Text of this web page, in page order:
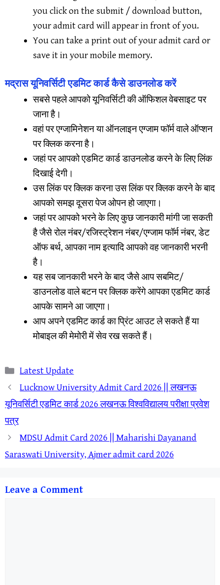
you click on the submit / download button,
your admit card will appear in front of you.
You can take a print out of your admit card or
save it in your mobile memory.
मद्रास यूनिवर्सिटी एडमिट कार्ड कैसे डाउनलोड करें
सबसे पहले आपको यूनिवर्सिटी की ऑफिशल वेबसाइट पर
जाना है।
वहां पर एग्जामिनेशन या ऑनलाइन एग्जाम फॉर्म वाले ऑप्शन
पर क्लिक करना है।
जहां पर आपको एडमिट कार्ड डाउनलोड करने के लिए लिंक
दिखाई देगी।
उस लिंक पर क्लिक करना उस लिंक पर क्लिक करने के बाद
आपको समझ दूसरा पेज ओपन हो जाएगा।
जहां पर आपको भरने के लिए कुछ जानकारी मांगी जा सकती
है जैसे रोल नंबर/रजिस्ट्रेशन नंबर/एग्जाम फॉर्म नंबर, डेट
ऑफ बर्थ, आपका नाम इत्यादि आपको वह जानकारी भरनी
है।
यह सब जानकारी भरने के बाद जैसे आप सबमिट/
डाउनलोड वाले बटन पर क्लिक करेंगे आपका एडमिट कार्ड
आपके सामने आ जाएगा।
आप अपने एडमिट कार्ड का प्रिंट आउट ले सकते हैं या
मोबाइल की मेमोरी में सेव रख सकते हैं।
Categories
Latest Update
Lucknow University Admit Card 2026 || लखनऊ
यूनिवर्सिटी एडमिट कार्ड 2026 लखनऊ विश्वविद्यालय परीक्षा प्रवेश
पत्र
MDSU Admit Card 2026 || Maharishi Dayanand
Saraswati University, Ajmer admit card 2026
Leave a Comment